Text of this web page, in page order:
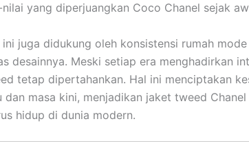
yang diperjuangkan Coco Chanel sejak
juga didukung oleh konsistensi rumah
desainnya. Meski setiap era menghadirkan
tetap dipertahankan. Hal ini menciptakan
dan masa kini, menjadikan jaket tweed
hidup di dunia modern.